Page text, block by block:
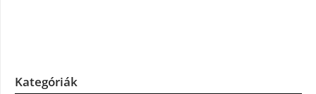
Kategóriák